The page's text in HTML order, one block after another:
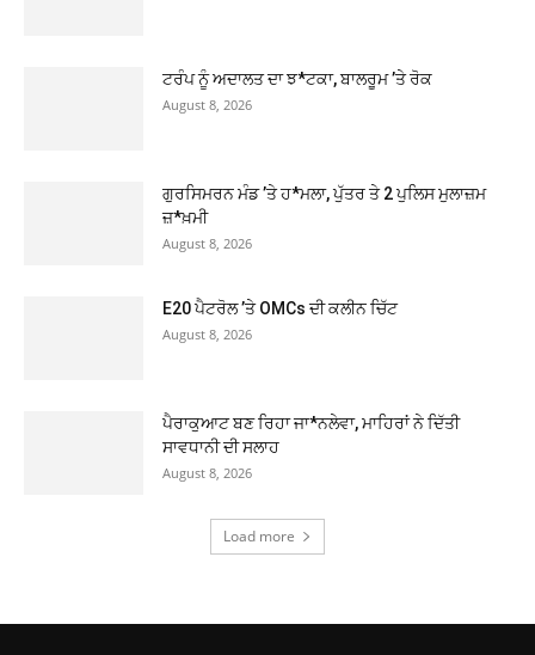
ਟਰੰਪ ਨੂੰ ਅਦਾਲਤ ਦਾ ਝ*ਟਕਾ, ਬਾਲਰੂਮ ’ਤੇ ਰੋਕ
August 8, 2026
ਗੁਰਸਿਮਰਨ ਮੰਡ ’ਤੇ ਹ*ਮਲਾ, ਪੁੱਤਰ ਤੇ 2 ਪੁਲਿਸ ਮੁਲਾਜ਼ਮ
ਜ਼*ਖ਼ਮੀ
August 8, 2026
E20 ਪੈਟਰੋਲ ’ਤੇ OMCs ਦੀ ਕਲੀਨ ਚਿੱਟ
August 8, 2026
ਪੈਰਾਕੁਆਟ ਬਣ ਰਿਹਾ ਜਾ*ਨਲੇਵਾ, ਮਾਹਿਰਾਂ ਨੇ ਦਿੱਤੀ
ਸਾਵਧਾਨੀ ਦੀ ਸਲਾਹ
August 8, 2026
Load more